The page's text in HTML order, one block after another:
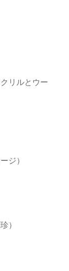
リルとウー
ジ）
）